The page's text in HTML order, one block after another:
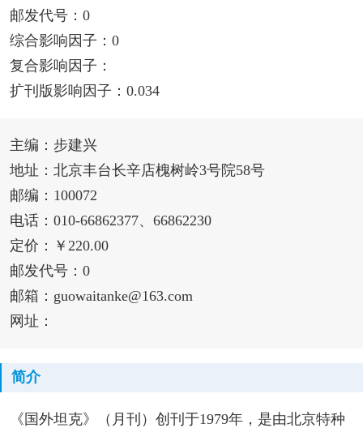
邮发代号：0
综合影响因子：0
复合影响因子：
扩刊版影响因子：0.034
主编：步建兴
地址：北京丰台长辛店槐树岭3号院58号
邮编：100072
电话：010-66862377、66862230
定价：￥220.00
邮发代号：0
邮箱：guowaitanke@163.com
网址：
简介
《国外坦克》（月刊）创刊于1979年，是由北京特种